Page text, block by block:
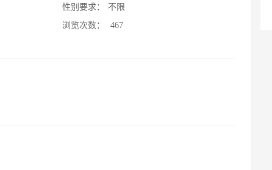
性别要求：
不限
浏览次数：
467